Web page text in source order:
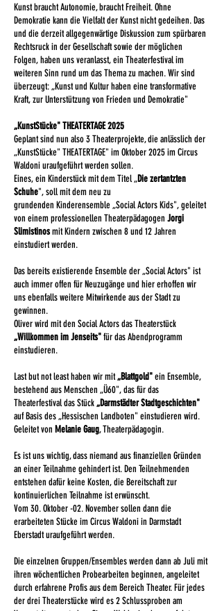
Kunst braucht Autonomie, braucht Freiheit. Ohne
Demokratie kann die Vielfalt der Kunst nicht gedeihen. Das
und die derzeit allgegenwärtige Diskussion zum spürbaren
Rechtsruck in der Gesellschaft sowie der möglichen
Folgen, haben uns veranlasst, ein Theaterfestival im
weiteren Sinn rund um das Thema zu machen. Wir sind
überzeugt: „Kunst und Kultur haben eine transformative
Kraft, zur Unterstützung von Frieden und Demokratie"
„KunstStücke" THEATERTAGE 2025
Geplant sind nun also 3 Theaterprojekte, die anlässlich der
„KunstStücke" THEATERTAGE" im Oktober 2025 im Circus
Waldoni uraufgeführt werden sollen.
Eines, ein Kinderstück mit dem Titel „Die zertantzten
Schuhe", soll mit dem neu zu
grundenden Kinderensemble „Social Actors Kids", geleitet
von einem professionellen Theaterpädagogen Jorgi
Slimistinosmit Kindern zwischen 8 und 12 Jahren
einstudiert werden.
Das bereits existierende Ensemble der „Social Actors" ist
auch immer offen für Neuzugänge und hier erhoffen wir
uns ebenfalls weitere Mitwirkende aus der Stadt zu
gewinnen.
Oliver wird mit den Social Actors das Theaterstück
„Willkommen im Jenseits"für das Abendprogramm
einstudieren.
Last but not least haben wir mit„Blattgold"ein Ensemble,
bestehend aus Menschen „Ü60", das für das
Theaterfestival das Stück„Darmstädter Stadtgeschichten"
auf Basis des „Hessischen Landboten" einstudieren wird.
Geleitet von Melanie Gaug, Theaterpädagogin.
Es ist uns wichtig, dass niemand aus finanziellen Gründen
an einer Teilnahme gehindert ist. Den Teilnehmenden
entstehen dafür keine Kosten, die Bereitschaft zur
kontinuierlichen Teilnahme ist erwünscht.
Vom 30. Oktober -02. November sollen dann die
erarbeiteten Stücke im Circus Waldoni in Darmstadt
Eberstadt uraufgeführt werden.
Die einzelnen Gruppen/Ensembles werden dann ab Juli mit
ihren wöchentlichen Probearbeiten beginnen, angeleitet
durch erfahrene Profis aus dem Bereich Theater. Für jedes
der drei Theaterstücke wird es 2 Schlussproben am